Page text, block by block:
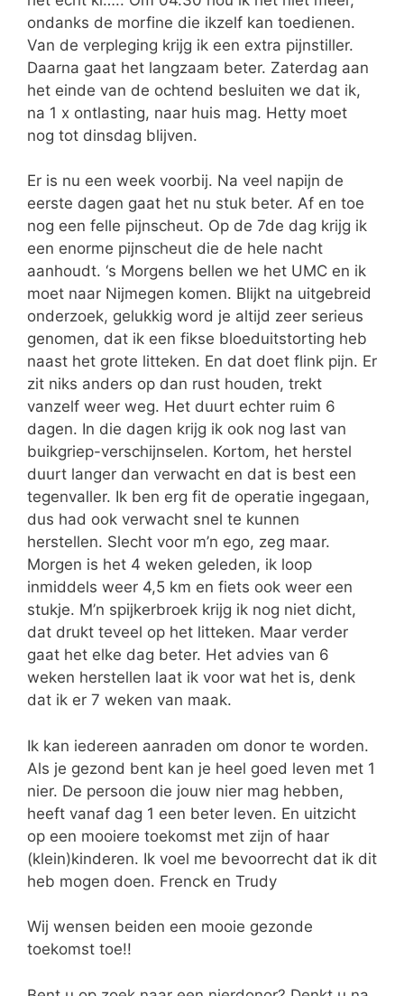
ondanks de morfine die ikzelf kan toedienen.
Van de verpleging krijg ik een extra pijnstiller.
Daarna gaat het langzaam beter. Zaterdag aan
het einde van de ochtend besluiten we dat ik,
na 1 x ontlasting, naar huis mag. Hetty moet
nog tot dinsdag blijven.
Er is nu een week voorbij. Na veel napijn de
eerste dagen gaat het nu stuk beter. Af en toe
nog een felle pijnscheut. Op de 7de dag krijg ik
een enorme pijnscheut die de hele nacht
aanhoudt. ‘s Morgens bellen we het UMC en ik
moet naar Nijmegen komen. Blijkt na uitgebreid
onderzoek, gelukkig word je altijd zeer serieus
genomen, dat ik een fikse bloeduitstorting heb
naast het grote litteken. En dat doet flink pijn. Er
zit niks anders op dan rust houden, trekt
vanzelf weer weg. Het duurt echter ruim 6
dagen. In die dagen krijg ik ook nog last van
buikgriep-verschijnselen. Kortom, het herstel
duurt langer dan verwacht en dat is best een
tegenvaller. Ik ben erg fit de operatie ingegaan,
dus had ook verwacht snel te kunnen
herstellen. Slecht voor m’n ego, zeg maar.
Morgen is het 4 weken geleden, ik loop
inmiddels weer 4,5 km en fiets ook weer een
stukje. M’n spijkerbroek krijg ik nog niet dicht,
dat drukt teveel op het litteken. Maar verder
gaat het elke dag beter. Het advies van 6
weken herstellen laat ik voor wat het is, denk
dat ik er 7 weken van maak.
Ik kan iedereen aanraden om donor te worden.
Als je gezond bent kan je heel goed leven met 1
nier. De persoon die jouw nier mag hebben,
heeft vanaf dag 1 een beter leven. En uitzicht
op een mooiere toekomst met zijn of haar
(klein)kinderen. Ik voel me bevoorrecht dat ik dit
heb mogen doen. Frenck en Trudy
Wij wensen beiden een mooie gezonde
toekomst toe!!